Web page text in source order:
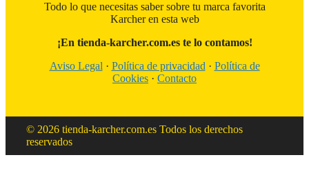
Todo lo que necesitas saber sobre tu marca favorita
Karcher en esta web
¡En tienda-karcher.com.es te lo contamos!
Aviso Legal · Política de privacidad · Política de
Cookies · Contacto
© 2026 tienda-karcher.com.es Todos los derechos
reservados